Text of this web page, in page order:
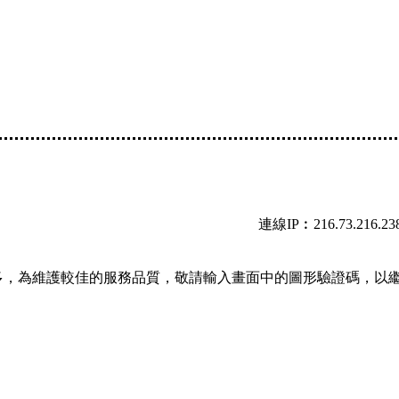
連線
為維護較佳的服務品質，敬請輸入畫面中的圖形驗證碼，以